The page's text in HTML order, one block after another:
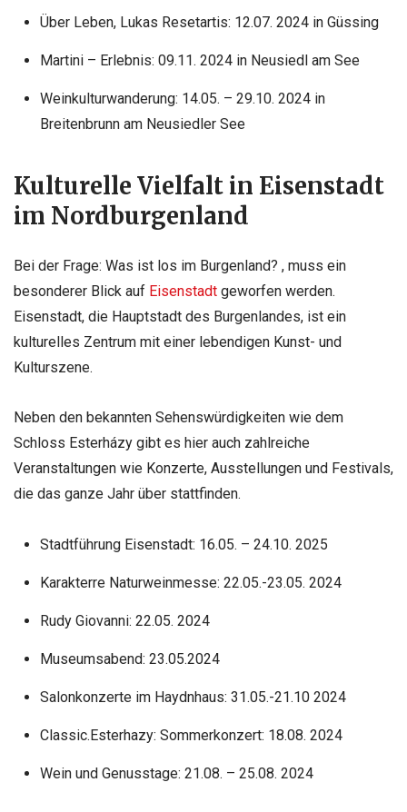
Über Leben, Lukas Resetartis: 12.07. 2024 in Güssing
Martini – Erlebnis: 09.11. 2024 in Neusiedl am See
Weinkulturwanderung: 14.05. – 29.10. 2024 in
Breitenbrunn am Neusiedler See
Kulturelle Vielfalt in Eisenstadt
im Nordburgenland
Bei der Frage: Was ist los im Burgenland? , muss ein
besonderer Blick auf Eisenstadt geworfen werden.
Eisenstadt, die Hauptstadt des Burgenlandes, ist ein
kulturelles Zentrum mit einer lebendigen Kunst- und
Kulturszene.
Neben den bekannten Sehenswürdigkeiten wie dem
Schloss Esterházy gibt es hier auch zahlreiche
Veranstaltungen wie Konzerte, Ausstellungen und Festivals,
die das ganze Jahr über stattfinden.
Stadtführung Eisenstadt: 16.05. – 24.10. 2025
Karakterre Naturweinmesse: 22.05.-23.05. 2024
Rudy Giovanni: 22.05. 2024
Museumsabend: 23.05.2024
Salonkonzerte im Haydnhaus: 31.05.-21.10 2024
Classic.Esterhazy: Sommerkonzert: 18.08. 2024
Wein und Genusstage: 21.08. – 25.08. 2024